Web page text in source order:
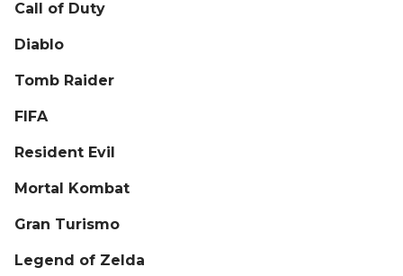
Call of Duty
Diablo
Tomb Raider
FIFA
Resident Evil
Mortal Kombat
Gran Turismo
Legend of Zelda